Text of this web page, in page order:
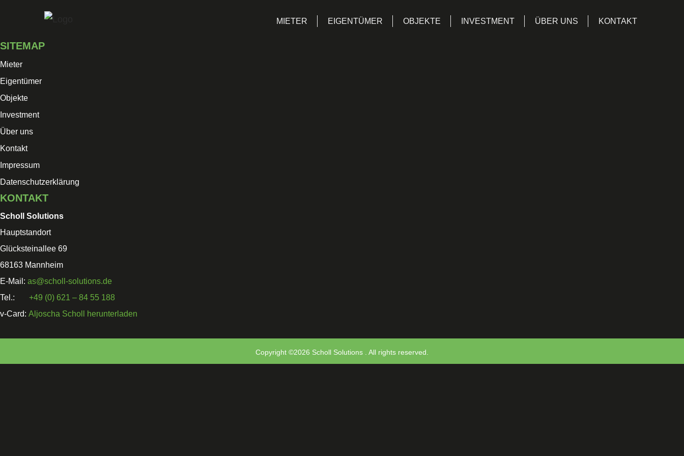
content
MIETER EIGENTÜMER OBJEKTE INVESTMENT ÜBER UNS KONTAKT
SITEMAP
Mieter
Eigentümer
Objekte
Investment
Über uns
Kontakt
Impressum
Datenschutzerklärung
KONTAKT
Scholl Solutions
Hauptstandort
Glücksteinallee 69
68163 Mannheim
E-Mail: as@scholl-solutions.de
Tel.: +49 (0) 621 – 84 55 188
v-Card: Aljoscha Scholl herunterladen
Copyright ©2026 Scholl Solutions . All rights reserved.